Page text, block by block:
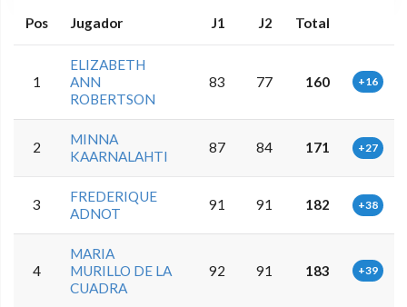
Pos Jugador J1 J2 Total
1
ELIZABETH
ANN
ROBERTSON
83 77 160 +16
2
MINNA
KAARNALAHTI
87 84 171 +27
3
FREDERIQUE
ADNOT
91 91 182 +38
4
MARIA
MURILLO DE LA
CUADRA
92 91 183 +39